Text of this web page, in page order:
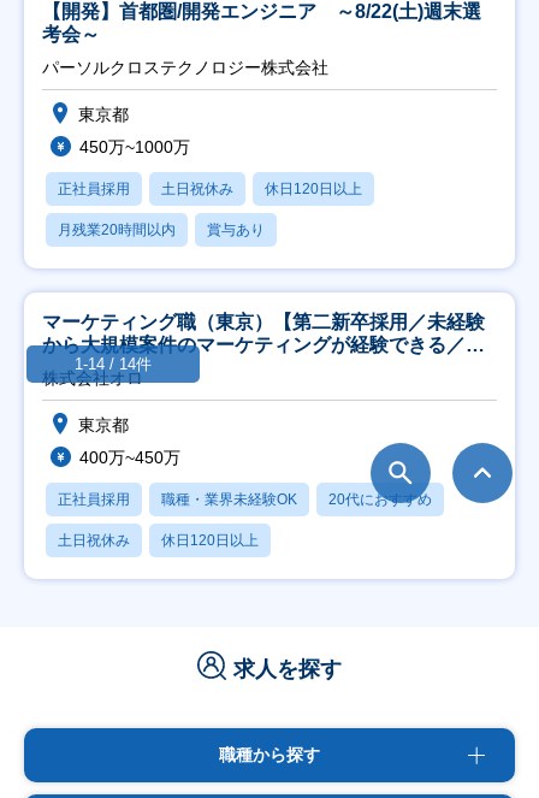
【開発】首都圏/開発エンジニア ～8/22(土)週末選
考会～
パーソルクロステクノロジー株式会社
東京都
450万~1000万
正社員採用 土日祝休み 休日120日以上
月残業20時間以内 賞与あり
マーケティング職（東京）【第二新卒採用／未経験
から大規模案件のマーケティングが経験できる／研
修充実】
株式会社オロ
東京都
400万~450万
正社員採用 職種・業界未経験OK 20代におすすめ
土日祝休み 休日120日以上
求人を探す
職種から探す
1-14 / 14件